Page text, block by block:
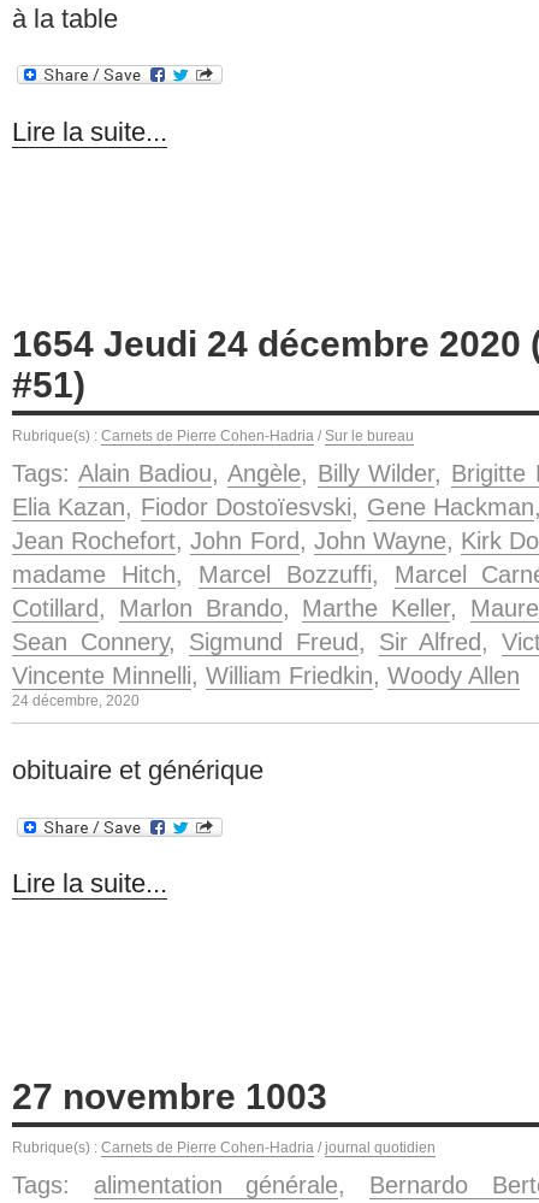
à la table
Lire la suite...
1654 Jeudi 24 décembre 2020
#51)
Rubrique(s) : Carnets de Pierre Cohen-Hadria / Sur le bureau
Tags: Alain Badiou,Angèle, Billy Wilder, Brigitte
Elia Kazan, Fiodor Dostoïesvski, Gene Hackman
Jean Rochefort,John Ford , John Wayne, Kirk
madame Hitch, Marcel Bozzuffi, Marcel
Cotillard , Marlon Brando, Marthe Keller,
Sean Connery, Sigmund Freud , Sir Alfred ,
Vincente Minnelli, William Friedkin, Woody Allen
24 décembre, 2020
obituaire et générique
Lire la suite...
27 novembre 1003
Rubrique(s) : Carnets de Pierre Cohen-Hadria / journal quotidien
Tags: alimentation générale, Bernardo